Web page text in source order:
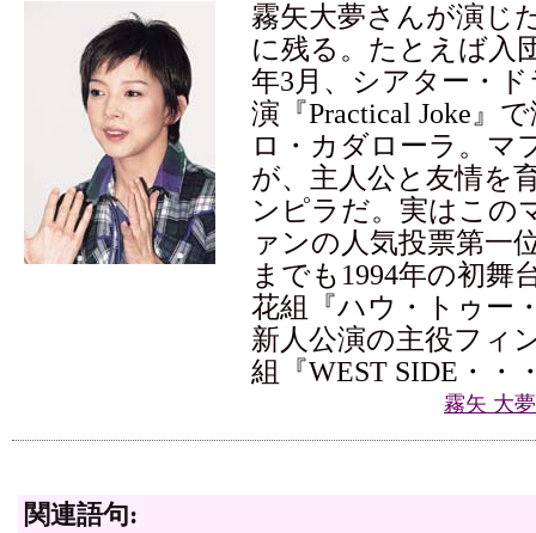
霧矢大夢さんが演じ
に残る。たとえば入
年3月、シアター・
演『Practical Joke』
ロ・カダローラ。マ
が、主人公と友情を
ンピラだ。実はこの
ァンの人気投票第一
までも1994年の初舞
花組『ハウ・トゥー
新人公演の主役フィ
組『WEST SIDE・・
霧矢 大
関連語句: